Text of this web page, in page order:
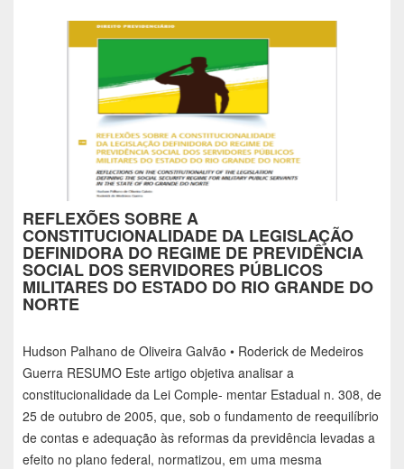
REFLEXÕES SOBRE A
CONSTITUCIONALIDADE DA LEGISLAÇÃO
DEFINIDORA DO REGIME DE PREVIDÊNCIA
SOCIAL DOS SERVIDORES PÚBLICOS
MILITARES DO ESTADO DO RIO GRANDE DO
NORTE
Hudson Palhano de Oliveira Galvão • Roderick de Medeiros
Guerra RESUMO Este artigo objetiva analisar a
constitucionalidade da Lei Comple- mentar Estadual n. 308, de
25 de outubro de 2005, que, sob o fundamento de reequilíbrio
de contas e adequação às reformas da previdência levadas a
efeito no plano federal, normatizou, em uma mesma